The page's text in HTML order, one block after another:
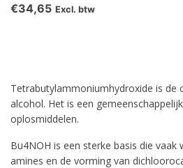
€34,65 Excl. btw
Tetrabutylammoniumhydroxide is de
alcohol. Het is een
oplosmiddelen.
Bu4NOH is een sterke basis die
amines en de vorming van